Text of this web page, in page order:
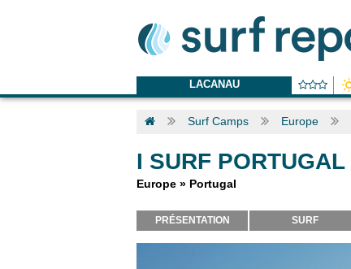
LACANAU
Surf Camps Europe
I SURF PORTUGAL
Europe » Portugal
PRÉSENTATION SURF